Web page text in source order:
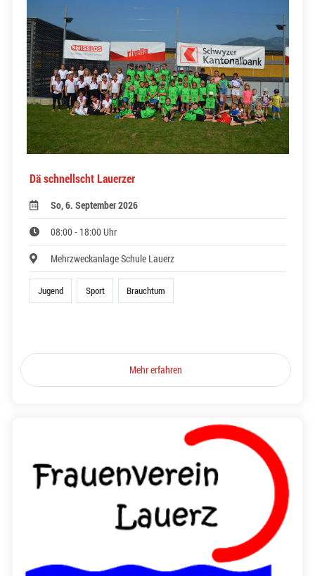
Dä schnellscht Lauerzer
So, 6. September 2026
08:00 - 18:00 Uhr
Mehrzweckanlage Schule Lauerz
Jugend Sport Brauchtum
Mehr erfahren